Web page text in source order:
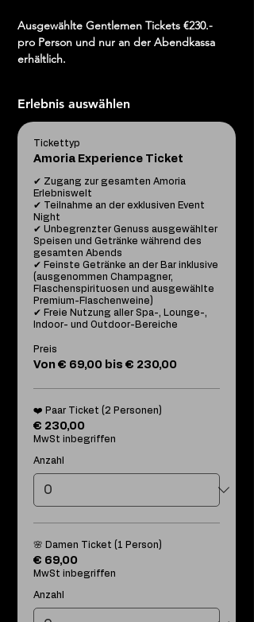
Ausgewählte Gentlemen Tickets €230.-
pro Person und nur an der Abendkassa
erhältlich.
Erlebnis auswählen
Tickettyp
Amoria Experience Ticket
✔ Zugang zur gesamten Amoria
Erlebniswelt
✔ Teilnahme an der exklusiven Event
Night
✔ Unbegrenzter Genuss ausgewählter
Speisen und Getränke während des
gesamten Abends
✔ Feinste Getränke an der Bar inklusive
(ausgenommen Champagner,
Flaschenspirituosen und ausgewählte
Premium-Flaschenweine)
✔ Freie Nutzung aller Spa-, Lounge-,
Indoor- und Outdoor-Bereiche
Preis
Von € 69,00 bis € 230,00
❤️ Paar Ticket (2 Personen)
€ 230,00
MwSt inbegriffen
Anzahl
🌸 Damen Ticket (1 Person)
€ 69,00
MwSt inbegriffen
Anzahl